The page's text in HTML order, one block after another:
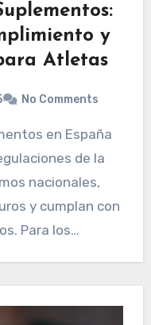
y
Atletas
No Comments
de la
nacionales,
y cumplan con
Para los…